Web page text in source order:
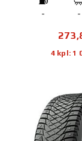
- -
4 kpl: 1